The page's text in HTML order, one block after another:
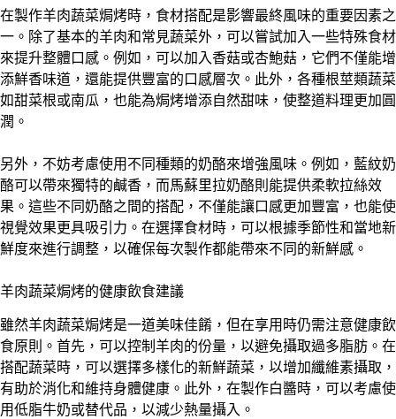
在製作羊肉蔬菜焗烤時，食材搭配是影響最終風味的重要因素之
一。除了基本的羊肉和常見蔬菜外，可以嘗試加入一些特殊食材
來提升整體口感。例如，可以加入香菇或杏鮑菇，它們不僅能增
添鮮香味道，還能提供豐富的口感層次。此外，各種根莖類蔬菜
如甜菜根或南瓜，也能為焗烤增添自然甜味，使整道料理更加圓
潤。
另外，不妨考慮使用不同種類的奶酪來增強風味。例如，藍紋奶
酪可以帶來獨特的鹹香，而馬蘇里拉奶酪則能提供柔軟拉絲效
果。這些不同奶酪之間的搭配，不僅能讓口感更加豐富，也能使
視覺效果更具吸引力。在選擇食材時，可以根據季節性和當地新
鮮度來進行調整，以確保每次製作都能帶來不同的新鮮感。
羊肉蔬菜焗烤的健康飲食建議
雖然羊肉蔬菜焗烤是一道美味佳餚，但在享用時仍需注意健康飲
食原則。首先，可以控制羊肉的份量，以避免攝取過多脂肪。在
搭配蔬菜時，可以選擇多樣化的新鮮蔬菜，以增加纖維素攝取，
有助於消化和維持身體健康。此外，在製作白醬時，可以考慮使
用低脂牛奶或替代品，以減少熱量攝入。